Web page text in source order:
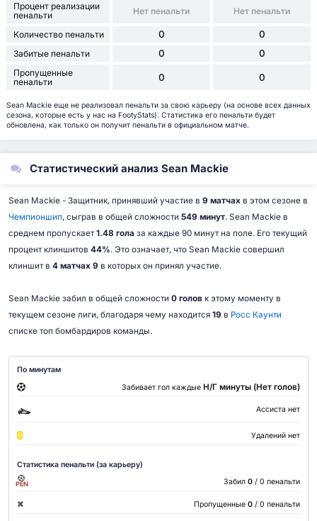
Процент реализации
пенальти
Нет пенальти Нет пенальти
Количество пенальти 0 0
Забитые пенальти 0 0
Пропущенные
пенальти
0 0
Sean Mackie еще не реализовал пенальти за свою карьеру (на основе всех данных
сезона, которые есть у нас на FootyStats). Статистика его пенальти будет
обновлена, как только он получит пенальти в официальном матче.
Статистический анализ Sean Mackie
Sean Mackie - Защитник, принявший участие в 9 матчахв этом сезоне в
Чемпионшип, сыграв в общей сложности 549 минут. Sean Mackie в
среднем пропускает1.48 гола за каждые 90 минут на поле. Его текущий
процент клиншитов 44%. Это означает, что Sean Mackie совершил
клиншит в 4 матчах 9 в которых он принял участие.
Sean Mackie забил в общей сложности 0 головк этому моменту в
текущем сезоне лиги, благодаря чему находится 19 в Росс Каунти
списке топ бомбардиров команды.
По минутам
Забивает гол каждые Н/Г минуты (Нет голов)
Ассиста нет
Удалений нет
Статистика пенальти (за карьеру)
PEN Забил 0 / 0 пенальти
Пропущенные 0 / 0 пенальти